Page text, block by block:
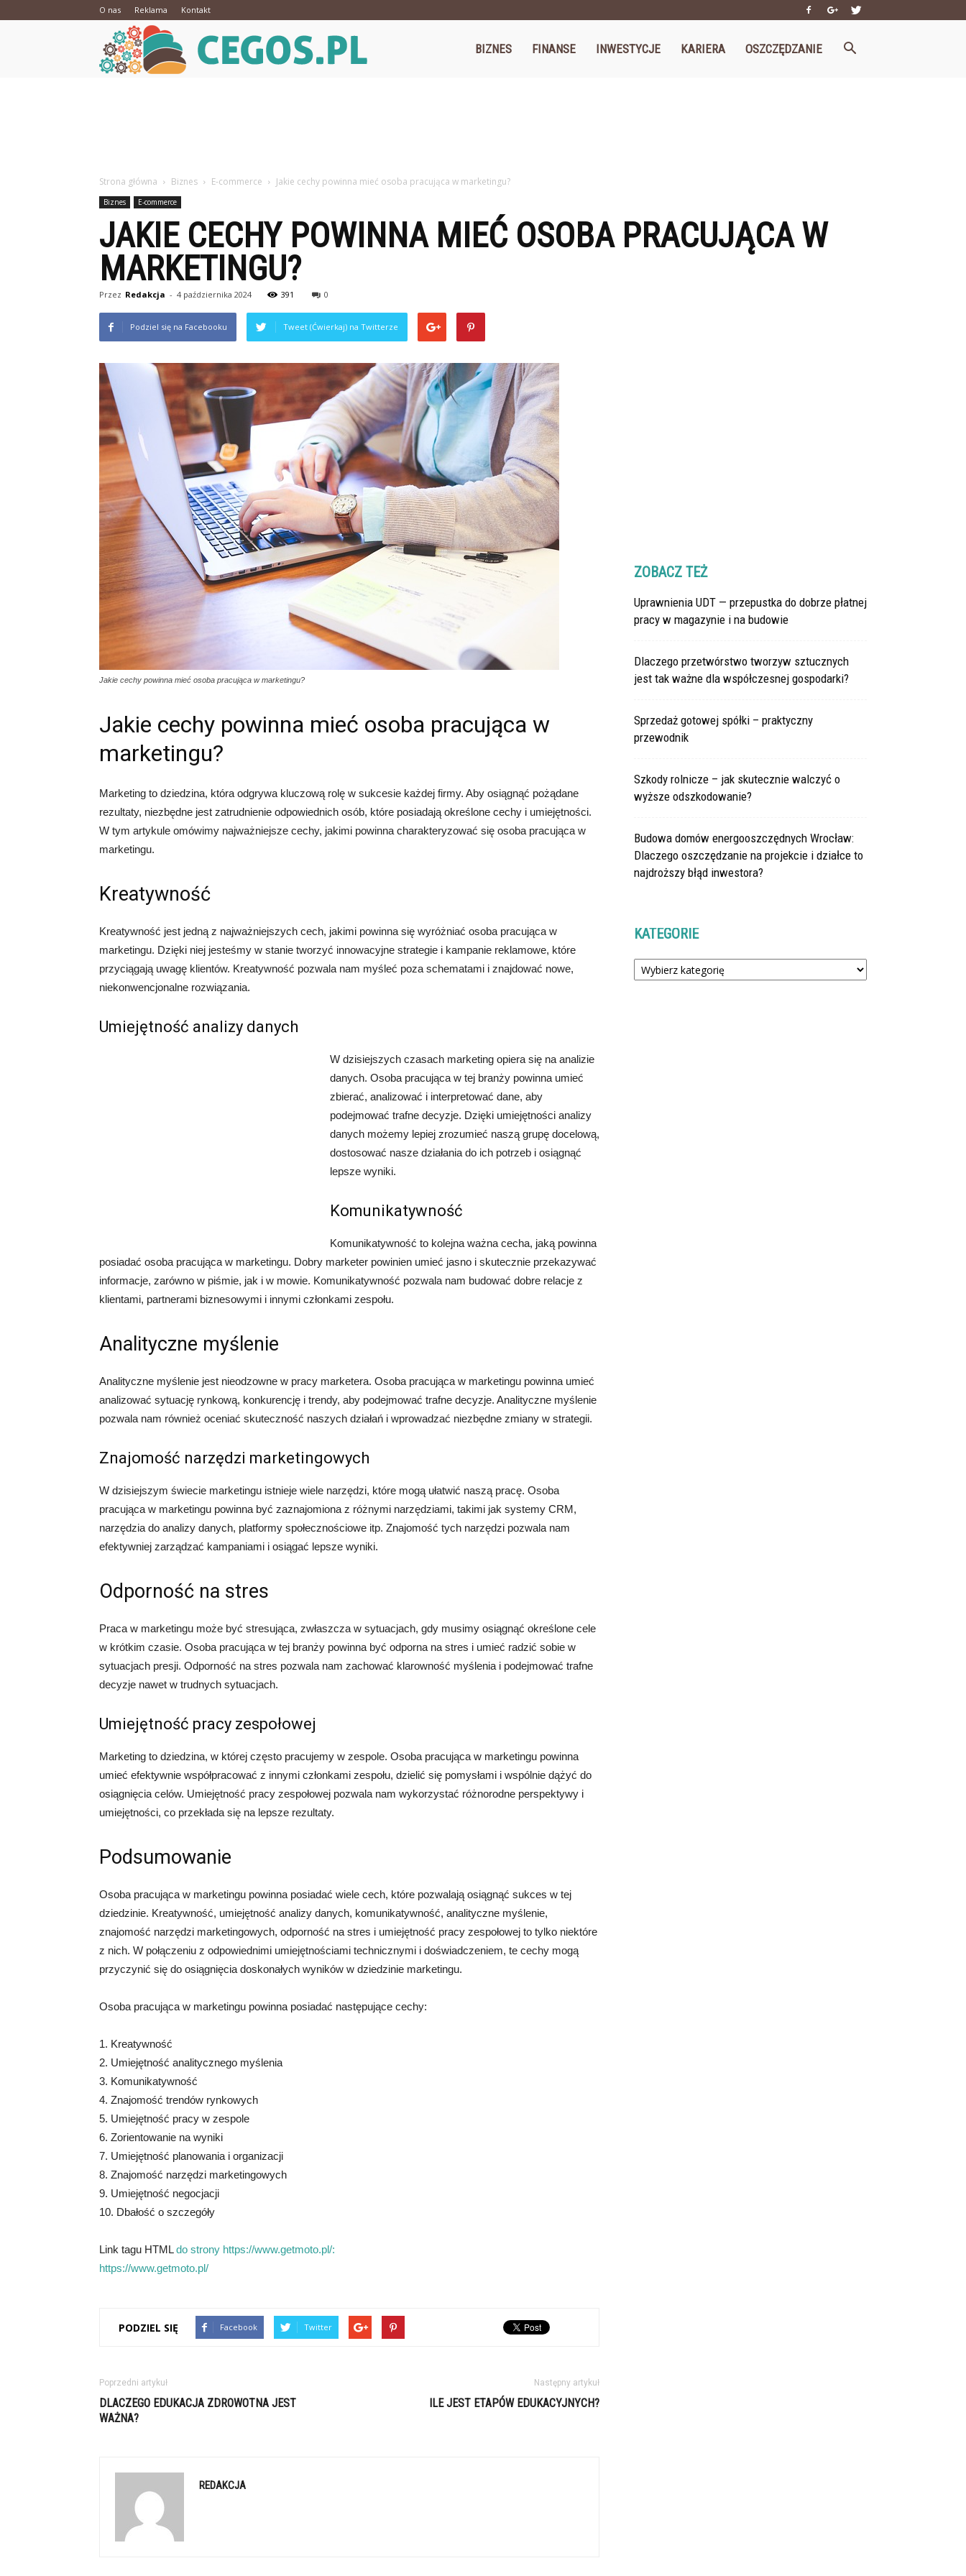
O nas Reklama Kontakt
BIZNES FINANSE INWESTYCJE KARIERA OSZCZĘDZANIE
Strona główna Biznes E-commerce Jakie cechy powinna mieć osoba pracująca w marketingu?
Biznes E-commerce
JAKIE CECHY POWINNA MIEĆ OSOBA PRACUJĄCA W
MARKETINGU?
Przez Redakcja - 4 października 2024 391 0
Podziel się na Facebooku Tweet (Ćwierkaj) na Twitterze
Jakie cechy powinna mieć osoba pracująca w marketingu?
Jakie cechy powinna mieć osoba pracująca w
marketingu?
Marketing to dziedzina, która odgrywa kluczową rolę w sukcesie każdej firmy. Aby osiągnąć pożądane
rezultaty, niezbędne jest zatrudnienie odpowiednich osób, które posiadają określone cechy i umiejętności.
W tym artykule omówimy najważniejsze cechy, jakimi powinna charakteryzować się osoba pracująca w
marketingu.
Kreatywność
Kreatywność jest jedną z najważniejszych cech, jakimi powinna się wyróżniać osoba pracująca w
marketingu. Dzięki niej jesteśmy w stanie tworzyć innowacyjne strategie i kampanie reklamowe, które
przyciągają uwagę klientów. Kreatywność pozwala nam myśleć poza schematami i znajdować nowe,
niekonwencjonalne rozwiązania.
Umiejętność analizy danych
W dzisiejszych czasach marketing opiera się na analizie
danych. Osoba pracująca w tej branży powinna umieć
zbierać, analizować i interpretować dane, aby
podejmować trafne decyzje. Dzięki umiejętności analizy
danych możemy lepiej zrozumieć naszą grupę docelową,
dostosować nasze działania do ich potrzeb i osiągnąć
lepsze wyniki.
Komunikatywność
Komunikatywność to kolejna ważna cecha, jaką powinna
posiadać osoba pracująca w marketingu. Dobry marketer powinien umieć jasno i skutecznie przekazywać
informacje, zarówno w piśmie, jak i w mowie. Komunikatywność pozwala nam budować dobre relacje z
klientami, partnerami biznesowymi i innymi członkami zespołu.
Analityczne myślenie
Analityczne myślenie jest nieodzowne w pracy marketera. Osoba pracująca w marketingu powinna umieć
analizować sytuację rynkową, konkurencję i trendy, aby podejmować trafne decyzje. Analityczne myślenie
pozwala nam również oceniać skuteczność naszych działań i wprowadzać niezbędne zmiany w strategii.
Znajomość narzędzi marketingowych
W dzisiejszym świecie marketingu istnieje wiele narzędzi, które mogą ułatwić naszą pracę. Osoba
pracująca w marketingu powinna być zaznajomiona z różnymi narzędziami, takimi jak systemy CRM,
narzędzia do analizy danych, platformy społecznościowe itp. Znajomość tych narzędzi pozwala nam
efektywniej zarządzać kampaniami i osiągać lepsze wyniki.
Odporność na stres
Praca w marketingu może być stresująca, zwłaszcza w sytuacjach, gdy musimy osiągnąć określone cele
w krótkim czasie. Osoba pracująca w tej branży powinna być odporna na stres i umieć radzić sobie w
sytuacjach presji. Odporność na stres pozwala nam zachować klarowność myślenia i podejmować trafne
decyzje nawet w trudnych sytuacjach.
Umiejętność pracy zespołowej
Marketing to dziedzina, w której często pracujemy w zespole. Osoba pracująca w marketingu powinna
umieć efektywnie współpracować z innymi członkami zespołu, dzielić się pomysłami i wspólnie dążyć do
osiągnięcia celów. Umiejętność pracy zespołowej pozwala nam wykorzystać różnorodne perspektywy i
umiejętności, co przekłada się na lepsze rezultaty.
Podsumowanie
Osoba pracująca w marketingu powinna posiadać wiele cech, które pozwalają osiągnąć sukces w tej
dziedzinie. Kreatywność, umiejętność analizy danych, komunikatywność, analityczne myślenie,
znajomość narzędzi marketingowych, odporność na stres i umiejętność pracy zespołowej to tylko niektóre
z nich. W połączeniu z odpowiednimi umiejętnościami technicznymi i doświadczeniem, te cechy mogą
przyczynić się do osiągnięcia doskonałych wyników w dziedzinie marketingu.
Osoba pracująca w marketingu powinna posiadać następujące cechy:
1. Kreatywność
2. Umiejętność analitycznego myślenia
3. Komunikatywność
4. Znajomość trendów rynkowych
5. Umiejętność pracy w zespole
6. Zorientowanie na wyniki
7. Umiejętność planowania i organizacji
8. Znajomość narzędzi marketingowych
9. Umiejętność negocjacji
10. Dbałość o szczegóły
Link tagu HTMLdo strony https://www.getmoto.pl/:
https://www.getmoto.pl/
PODZIEL SIĘ Facebook Twitter
Poprzedni artykuł
DLACZEGO EDUKACJA ZDROWOTNA JEST
WAŻNA?
Następny artykuł
ILE JEST ETAPÓW EDUKACYJNYCH?
REDAKCJA
ZOBACZ TEŻ
Uprawnienia UDT — przepustka do dobrze płatnej
pracy w magazynie i na budowie
Dlaczego przetwórstwo tworzyw sztucznych
jest tak ważne dla współczesnej gospodarki?
Sprzedaż gotowej spółki – praktyczny
przewodnik
Szkody rolnicze – jak skutecznie walczyć o
wyższe odszkodowanie?
Budowa domów energooszczędnych Wrocław:
Dlaczego oszczędzanie na projekcie i działce to
najdroższy błąd inwestora?
KATEGORIE
Kategorie